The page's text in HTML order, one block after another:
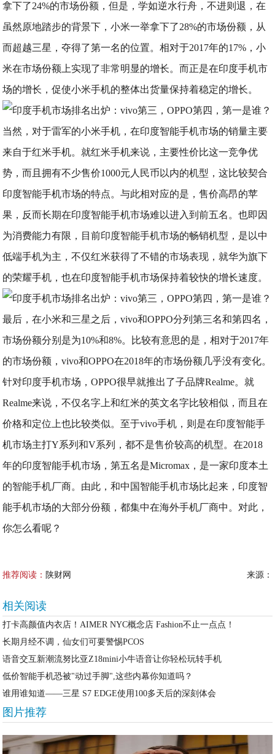
拿下了24%的市场份额，但是，学如逆水行舟，不进则退，在
虽然原地踏步的背景下，小米一举拿下了28%的市场份额，从
而超越三星，夺得了第一名的位置。相对于2017年的17%，小
米在市场份额上实现了非常明显的增长。而正是在印度手机市
场的增长，促使小米手机的整体出货量保持着稳定的增长。
当然，对于雷军的小米手机，在印度智能手机市场的销量主要
来自于红米手机。就红米手机来说，主要性价比这一竞争优
势，而且拥有不少售价1000元人民币以内的机型，这比较契合
印度智能手机市场的特点。与此相对应的是，售价高昂的苹
果，反而长期在印度智能手机市场难以进入到前五名。也即因
为消费能力有限，目前印度智能手机市场的畅销机型，是以中
低端手机为主，不仅红米获得了不错的市场表现，就华为旗下
的荣耀手机，也在印度智能手机市场保持着较快的增长速度。
最后，在小米和三星之后，vivo和OPPO分列第三名和第四名，
市场份额分别是为10%和8%。比较有意思的是，相对于2017年
的市场份额，vivo和OPPO在2018年的市场份额几乎没有变化。
针对印度手机市场，OPPO很早就推出了子品牌Realme。就
Realme来说，不仅名字上和红米的英文名字比较相似，而且在
价格和定位上也比较类似。至于vivo手机，则是在印度智能手
机市场主打Y系列和V系列，都不是售价较高的机型。在2018
年的印度智能手机市场，第五名是Micromax，是一家印度本土
的智能手机厂商。由此，和中国智能手机市场比起来，印度智
能手机市场的大部分份额，都集中在海外手机厂商中。对此，
你怎么看呢？
推荐阅读： 陕财网 来源：
相关阅读
打卡高颜值内衣店！AIMER NYC概念店 Fashion不止一点点！
长期月经不调，仙女们可要警惕PCOS
语音交互新潮流努比亚Z18mini小牛语音让你轻松玩转手机
低价智能手机恐被"动过手脚",这些内幕你知道吗？
谁用谁知道——三星 S7 EDGE使用100多天后的深刻体会
图片推荐